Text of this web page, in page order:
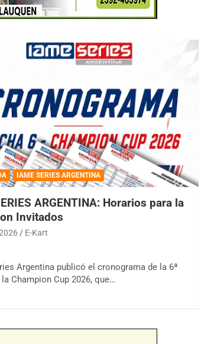
IAME SERIES ARGENTINA
ARGENTINA: Horarios para la
Invitados
E-Kart
Argentina publicó el cronograma de la 6ª
Champion Cup 2026, que…